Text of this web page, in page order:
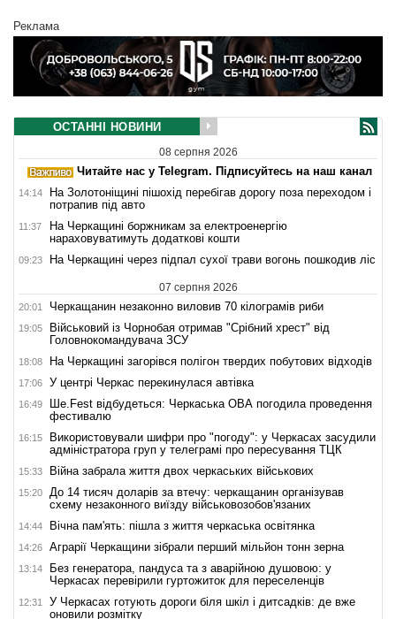
Реклама
ОСТАННІ НОВИНИ
08 серпня 2026
Читайте нас у Telegram. Підписуйтесь на наш канал
14:14
На Золотоніщині пішохід перебігав дорогу поза переходом і
потрапив під авто
11:37
На Черкащині боржникам за електроенергію
нараховуватимуть додаткові кошти
09:23 На Черкащині через підпал сухої трави вогонь пошкодив ліс
07 серпня 2026
20:01 Черкащанин незаконно виловив 70 кілограмів риби
19:05
Військовий із Чорнобая отримав "Срібний хрест" від
Головнокомандувача ЗСУ
18:08 На Черкащині загорівся полігон твердих побутових відходів
17:06 У центрі Черкас перекинулася автівка
16:49
Ше.Fest відбудеться: Черкаська ОВА погодила проведення
фестивалю
16:15
Використовували шифри про "погоду": у Черкасах засудили
адміністратора груп у телеграмі про пересування ТЦК
15:33 Війна забрала життя двох черкаських військових
15:20
До 14 тисяч доларів за втечу: черкащанин організував
схему незаконного виїзду військовозобов'язаних
14:44 Вічна пам'ять: пішла з життя черкаська освітянка
14:26 Аграрії Черкащини зібрали перший мільйон тонн зерна
13:14
Без генератора, пандуса та з аварійною душовою: у
Черкасах перевірили гуртожиток для переселенців
12:31
У Черкасах готують дороги біля шкіл і дитсадків: де вже
оновили розмітку